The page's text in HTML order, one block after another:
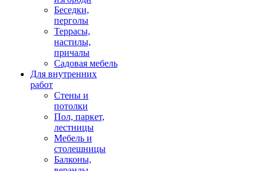
Беседки,
перголы
Террасы,
настилы,
причалы
Садовая мебель
Для внутренних
работ
Стены и
потолки
Пол, паркет,
лестницы
Мебель и
столешницы
Балконы,